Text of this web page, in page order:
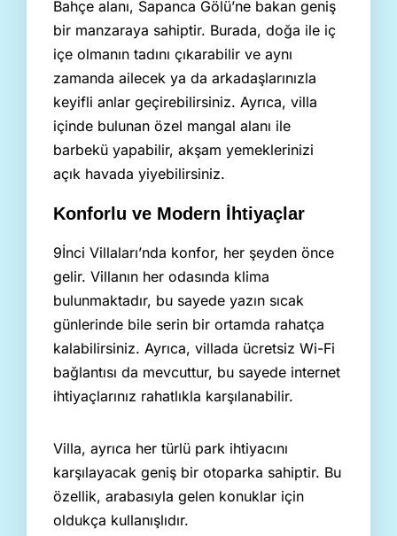
Bahçe alanı, Sapanca Gölü’ne bakan geniş
bir manzaraya sahiptir. Burada, doğa ile iç
içe olmanın tadını çıkarabilir ve aynı
zamanda ailecek ya da arkadaşlarınızla
keyifli anlar geçirebilirsiniz. Ayrıca, villa
içinde bulunan özel mangal alanı ile
barbekü yapabilir, akşam yemeklerinizi
açık havada yiyebilirsiniz.
Konforlu ve Modern İhtiyaçlar
9İnci Villaları’nda konfor, her şeyden önce
gelir. Villanın her odasında klima
bulunmaktadır, bu sayede yazın sıcak
günlerinde bile serin bir ortamda rahatça
kalabilirsiniz. Ayrıca, villada ücretsiz Wi-Fi
bağlantısı da mevcuttur, bu sayede internet
ihtiyaçlarınız rahatlıkla karşılanabilir.
Villa, ayrıca her türlü park ihtiyacını
karşılayacak geniş bir otoparka sahiptir. Bu
özellik, arabasıyla gelen konuklar için
oldukça kullanışlıdır.